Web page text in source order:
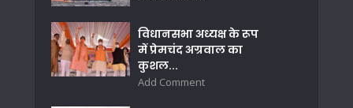
विधानसभा अध्यक्ष के रूप
में प्रेमचंद अग्रवाल का
कुशल...
Add Comment